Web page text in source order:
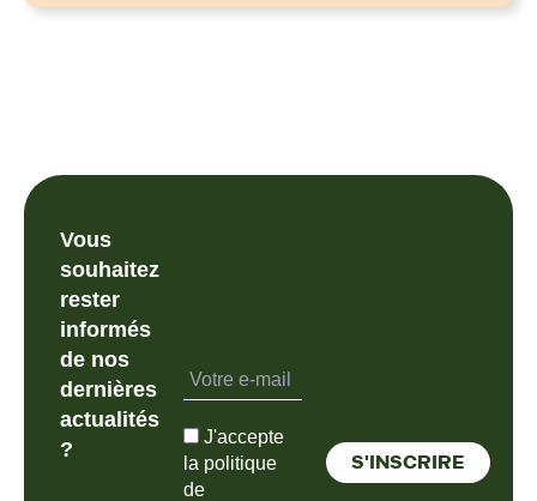
Vous
souhaitez
rester
informés
de nos
dernières
actualités
?
J'accepte
la politique
de